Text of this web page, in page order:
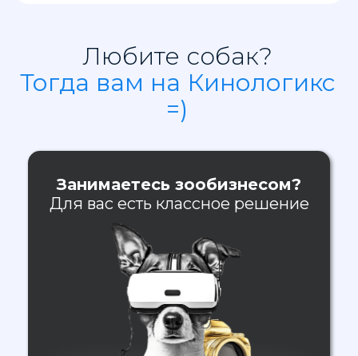
Любите собак?
Тогда вам на Кинологикс
=)
Занимаетесь зообизнесом?
Для вас есть классное решение